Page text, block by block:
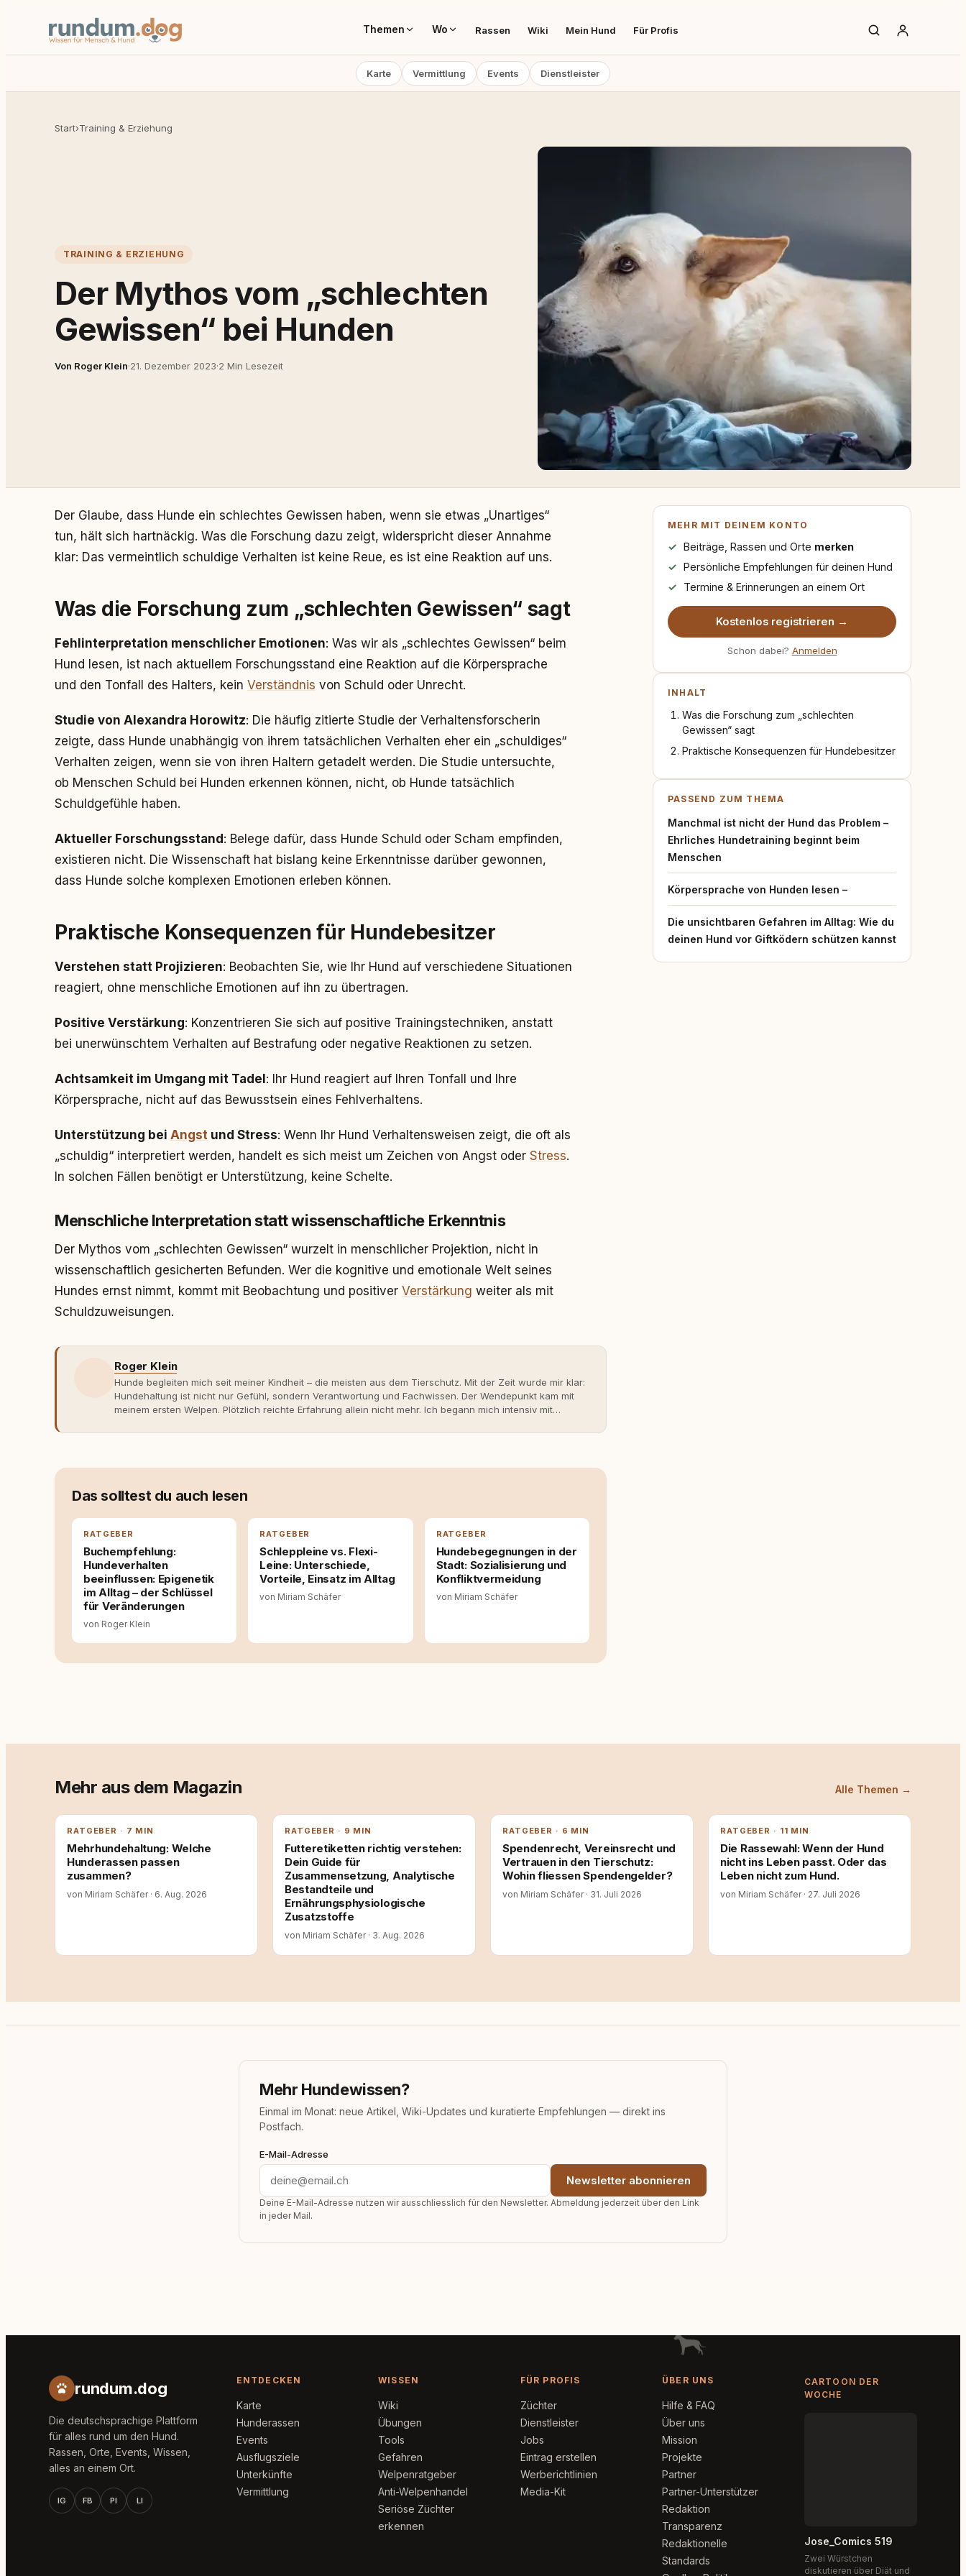
Themen Wo Rassen Wiki Mein Hund Für Profis
Karte Vermittlung Events Dienstleister
Start›Training & Erziehung
TRAINING & ERZIEHUNG
Der Mythos vom „schlechten
Gewissen“ bei Hunden
Von Roger Klein·21. Dezember 2023·2 Min Lesezeit
Der Glaube, dass Hunde ein schlechtes Gewissen haben, wenn sie etwas „Unartiges“
tun, hält sich hartnäckig. Was die Forschung dazu zeigt, widerspricht dieser Annahme
klar: Das vermeintlich schuldige Verhalten ist keine Reue, es ist eine Reaktion auf uns.
Was die Forschung zum „schlechten Gewissen“ sagt
Fehlinterpretation menschlicher Emotionen: Was wir als „schlechtes Gewissen“ beim
Hund lesen, ist nach aktuellem Forschungsstand eine Reaktion auf die Körpersprache
und den Tonfall des Halters, kein Verständnis von Schuld oder Unrecht.
Studie von Alexandra Horowitz: Die häufig zitierte Studie der Verhaltensforscherin
zeigte, dass Hunde unabhängig von ihrem tatsächlichen Verhalten eher ein „schuldiges“
Verhalten zeigen, wenn sie von ihren Haltern getadelt werden. Die Studie untersuchte,
ob Menschen Schuld bei Hunden erkennen können, nicht, ob Hunde tatsächlich
Schuldgefühle haben.
Aktueller Forschungsstand : Belege dafür, dass Hunde Schuld oder Scham empfinden,
existieren nicht. Die Wissenschaft hat bislang keine Erkenntnisse darüber gewonnen,
dass Hunde solche komplexen Emotionen erleben können.
Praktische Konsequenzen für Hundebesitzer
Verstehen statt Projizieren: Beobachten Sie, wie Ihr Hund auf verschiedene Situationen
reagiert, ohne menschliche Emotionen auf ihn zu übertragen.
Positive Verstärkung: Konzentrieren Sie sich auf positive Trainingstechniken, anstatt
bei unerwünschtem Verhalten auf Bestrafung oder negative Reaktionen zu setzen.
Achtsamkeit im Umgang mit Tadel : Ihr Hund reagiert auf Ihren Tonfall und Ihre
Körpersprache, nicht auf das Bewusstsein eines Fehlverhaltens.
Unterstützung bei Angst und Stress: Wenn Ihr Hund Verhaltensweisen zeigt, die oft als
„schuldig“ interpretiert werden, handelt es sich meist um Zeichen von Angst oder Stress.
In solchen Fällen benötigt er Unterstützung, keine Schelte.
Menschliche Interpretation statt wissenschaftliche Erkenntnis
Der Mythos vom „schlechten Gewissen“ wurzelt in menschlicher Projektion, nicht in
wissenschaftlich gesicherten Befunden. Wer die kognitive und emotionale Welt seines
Hundes ernst nimmt, kommt mit Beobachtung und positiver Verstärkung weiter als mit
Schuldzuweisungen.
Roger Klein
Hunde begleiten mich seit meiner Kindheit – die meisten aus dem Tierschutz. Mit der Zeit wurde mir klar:
Hundehaltung ist nicht nur Gefühl, sondern Verantwortung und Fachwissen. Der Wendepunkt kam mit
meinem ersten Welpen. Plötzlich reichte Erfahrung allein nicht mehr. Ich begann mich intensiv mit
Erfahrung entsteht echte Bindung dort, wo Verständnis Wissen ersetzt – nicht umgekehrt. Aus dieser
Das solltest du auch lesen
RATGEBER
Buchempfehlung:
Hundeverhalten
beeinflussen: Epigenetik
im Alltag – der Schlüssel
für Veränderungen
von Roger Klein
RATGEBER
Schleppleine vs. Flexi-
Leine: Unterschiede,
Vorteile, Einsatz im Alltag
von Miriam Schäfer
RATGEBER
Hundebegegnungen in der
Stadt: Sozialisierung und
Konfliktvermeidung
von Miriam Schäfer
MEHR MIT DEINEM KONTO
Beiträge, Rassen und Orte merken
Persönliche Empfehlungen für deinen Hund
Termine & Erinnerungen an einem Ort
Kostenlos registrieren →
Schon dabei? Anmelden
INHALT
Was die Forschung zum „schlechten
Gewissen“ sagt
Praktische Konsequenzen für Hundebesitzer
PASSEND ZUM THEMA
Manchmal ist nicht der Hund das Problem –
Ehrliches Hundetraining beginnt beim
Menschen
Körpersprache von Hunden lesen –
Die unsichtbaren Gefahren im Alltag: Wie du
deinen Hund vor Giftködern schützen kannst
Mehr aus dem Magazin Alle Themen →
RATGEBER · 7 MIN
Mehrhundehaltung: Welche
Hunderassen passen
zusammen?
von Miriam Schäfer · 6. Aug. 2026
RATGEBER · 9 MIN
Futteretiketten richtig verstehen:
Dein Guide für
Zusammensetzung, Analytische
Bestandteile und
Ernährungsphysiologische
Zusatzstoffe
von Miriam Schäfer · 3. Aug. 2026
RATGEBER · 6 MIN
Spendenrecht, Vereinsrecht und
Vertrauen in den Tierschutz:
Wohin fliessen Spendengelder?
von Miriam Schäfer · 31. Juli 2026
RATGEBER · 11 MIN
Die Rassewahl: Wenn der Hund
nicht ins Leben passt. Oder das
Leben nicht zum Hund.
von Miriam Schäfer · 27. Juli 2026
Mehr Hundewissen?
Einmal im Monat: neue Artikel, Wiki-Updates und kuratierte Empfehlungen — direkt ins
Postfach.
E-Mail-Adresse
Newsletter abonnieren
Deine E-Mail-Adresse nutzen wir ausschliesslich für den Newsletter. Abmeldung jederzeit über den Link
in jeder Mail.
rundum.dog
Die deutschsprachige Plattform
für alles rund um den Hund.
Rassen, Orte, Events, Wissen,
alles an einem Ort.
IG FB PI LI
ENTDECKEN
Karte
Hunderassen
Events
Ausflugsziele
Unterkünfte
Vermittlung
WISSEN
Wiki
Übungen
Tools
Gefahren
Welpenratgeber
Anti-Welpenhandel
Seriöse Züchter
erkennen
FÜR PROFIS
Züchter
Dienstleister
Jobs
Eintrag erstellen
Werberichtlinien
Media-Kit
ÜBER UNS
Hilfe & FAQ
Über uns
Mission
Projekte
Partner
Partner-Unterstützer
Redaktion
Transparenz
Redaktionelle
Standards
CARTOON DER
WOCHE
Jose_Comics 519
Zwei Würstchen
diskutieren über Diät und